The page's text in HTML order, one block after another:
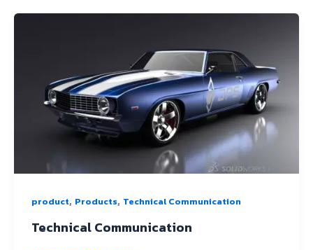
product, Products, Technical Communication
Technical Communication